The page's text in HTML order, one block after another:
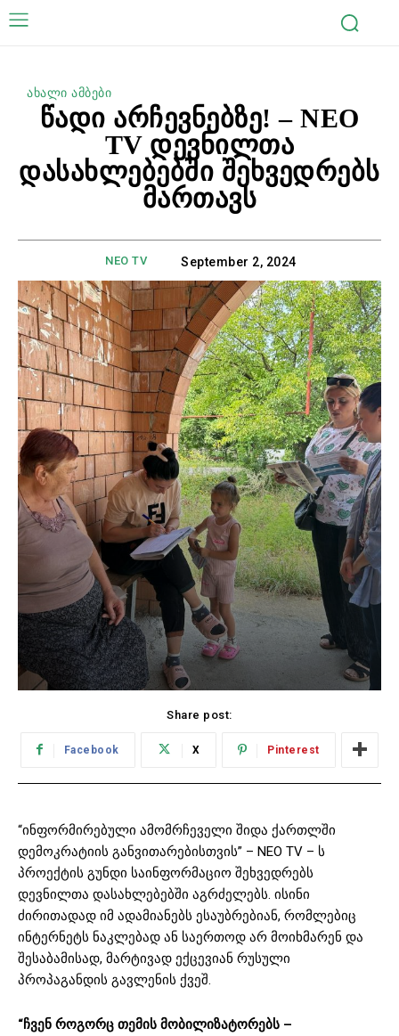
ახალი ამბები
წადი არჩევნებზე! – NEO
TV დევნილთა
დასახლებებში შეხვედრებს
მართავს
NEO TV September 2, 2024
Share post:
Facebook X Pinterest
“ინფორმირებული ამომრჩეველი შიდა ქართლში
დემოკრატიის განვითარებისთვის” – NEO TV – ს
პროექტის გუნდი საინფორმაციო შეხვედრებს
დევნილთა დასახლებებში აგრძელებს. ისინი
ძირითადად იმ ადამიანებს ესაუბრებიან, რომლებიც
ინტერნეტს ნაკლებად ან საერთოდ არ მოიხმარენ და
შესაბამისად, მარტივად ექცევიან რუსული
პროპაგანდის გავლენის ქვეშ.
“ჩვენ როგორც თემის მობილიზატორებს –